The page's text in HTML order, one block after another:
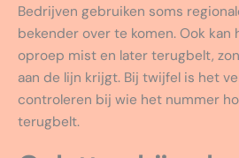
Bedrijven gebruiken soms
bekender over te komen. Ook kan
oproep mist en later terugbelt,
aan de lijn krijgt. Bij twijfel is het
controleren bij wie het nummer
terugbelt.